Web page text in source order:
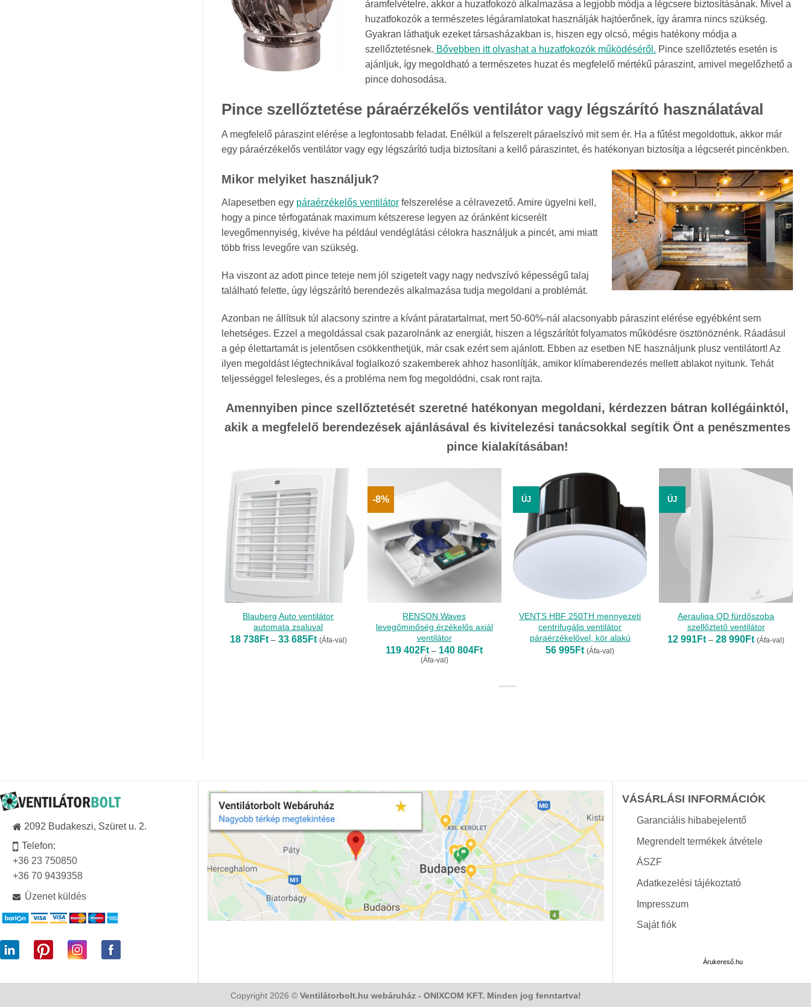
áramfelvételre, akkor a huzatfokozó alkalmazása a legjobb módja a légcsere biztosításának. Mivel a
huzatfokozók a természetes légáramlatokat használják hajtóerőnek, így áramra nincs szükség.
Gyakran láthatjuk ezeket társasházakban is, hiszen egy olcsó, mégis hatékony módja a
szellőztetésnek. Bővebben itt olvashat a huzatfokozók működéséről. Pince szellőztetés esetén is
ajánljuk, így megoldható a természetes huzat és megfelelő mértékű páraszint, amivel megelőzhető a
pince dohosodása.
Pince szellőztetése páraérzékelős ventilátor vagy légszárító használatával
A megfelelő páraszint elérése a legfontosabb feladat. Enélkül a felszerelt páraelszívó mit sem ér. Ha a fűtést megoldottuk, akkor már
egy páraérzékelős ventilátor vagy egy légszárító tudja biztosítani a kellő páraszintet, és hatékonyan biztosítja a légcserét pincénkben.
Mikor melyiket használjuk?
Alapesetben egy páraérzékelős ventilátor felszerelése a célravezető. Amire ügyelni kell,
hogy a pince térfogatának maximum kétszerese legyen az óránként kicserélt
levegőmennyiség, kivéve ha például vendéglátási célokra használjuk a pincét, ami miatt
több friss levegőre van szükség.
Ha viszont az adott pince teteje nem jól szigetelt vagy nagy nedvszívó képességű talaj
található felette, úgy légszárító berendezés alkalmazása tudja megoldani a problémát.
Azonban ne állítsuk túl alacsony szintre a kívánt páratartalmat, mert 50-60%-nál alacsonyabb páraszint elérése egyébként sem
lehetséges. Ezzel a megoldással csak pazarolnánk az energiát, hiszen a légszárítót folyamatos működésre ösztönöznénk. Ráadásul
a gép élettartamát is jelentősen csökkenthetjük, már csak ezért sem ajánlott. Ebben az esetben NE használjunk plusz ventilátort! Az
ilyen megoldást légtechnikával foglalkozó szakemberek ahhoz hasonlítják, amikor klímaberendezés mellett ablakot nyitunk. Tehát
teljességgel felesleges, és a probléma nem fog megoldódni, csak ront rajta.
Amennyiben pince szellőztetését szeretné hatékonyan megoldani, kérdezzen bátran kollégáinktól,
akik a megfelelő berendezések ajánlásával és kivitelezési tanácsokkal segítik Önt a penészmentes
pince kialakításában!
Blauberg Auto ventilátor
automata zsaluval
18 738Ft – 33 685FtÁrtartomány:
18
(Áfa-val)
-8%
RENSON Waves
levegőminőség érzékelős axiál
ventilátor
119 402Ft – 140 804FtÁrtartomány:
(Áfa-val)
ÚJ
VENTS HBF 250TH mennyezeti
centrifugális ventilátor
páraérzékelővel, kör alakú
56 995Ft (Áfa-val)
ÚJ
Aerauliqa QD fürdőszoba
szellőztető ventilátor
12 991Ft – 28 990FtÁrtartomány:
12
(Áfa-val)
2092 Budakeszi, Szüret u. 2.
Telefon:
+36 23 750850
+36 70 9439358
Üzenet küldés
VÁSÁRLÁSI INFORMÁCIÓK
Garanciális hibabejelentő
Megrendelt termékek átvétele
ÁSZF
Adatkezelési tájékoztató
Impresszum
Saját fiók
Árukereső.hu
Copyright 2026 © Ventilátorbolt.hu webáruház - ONIXCOM KFT. Minden jog fenntartva!